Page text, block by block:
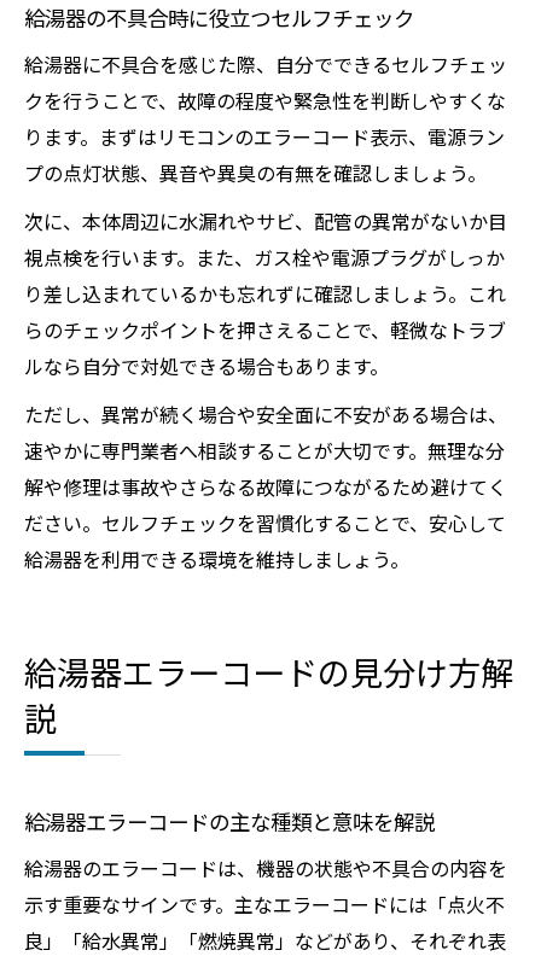
給湯器の不具合時に役立つセルフチェック
給湯器に不具合を感じた際、自分でできるセルフチェッ
クを行うことで、故障の程度や緊急性を判断しやすくな
ります。まずはリモコンのエラーコード表示、電源ラン
プの点灯状態、異音や異臭の有無を確認しましょう。
次に、本体周辺に水漏れやサビ、配管の異常がないか目
視点検を行います。また、ガス栓や電源プラグがしっか
り差し込まれているかも忘れずに確認しましょう。これ
らのチェックポイントを押さえることで、軽微なトラブ
ルなら自分で対処できる場合もあります。
ただし、異常が続く場合や安全面に不安がある場合は、
速やかに専門業者へ相談することが大切です。無理な分
解や修理は事故やさらなる故障につながるため避けてく
ださい。セルフチェックを習慣化することで、安心して
給湯器を利用できる環境を維持しましょう。
給湯器エラーコードの見分け方解
説
給湯器エラーコードの主な種類と意味を解説
給湯器のエラーコードは、機器の状態や不具合の内容を
示す重要なサインです。主なエラーコードには「点火不
良」「給水異常」「燃焼異常」などがあり、それぞれ表